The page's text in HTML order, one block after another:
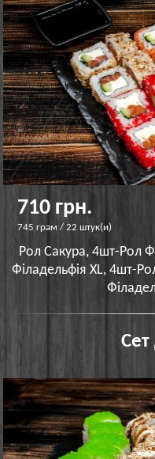
710 грн.
745 грам / 22 штук(и)
Рол Сакура, 4шт-Рол
Філадельфія XL, 4шт-
Сет